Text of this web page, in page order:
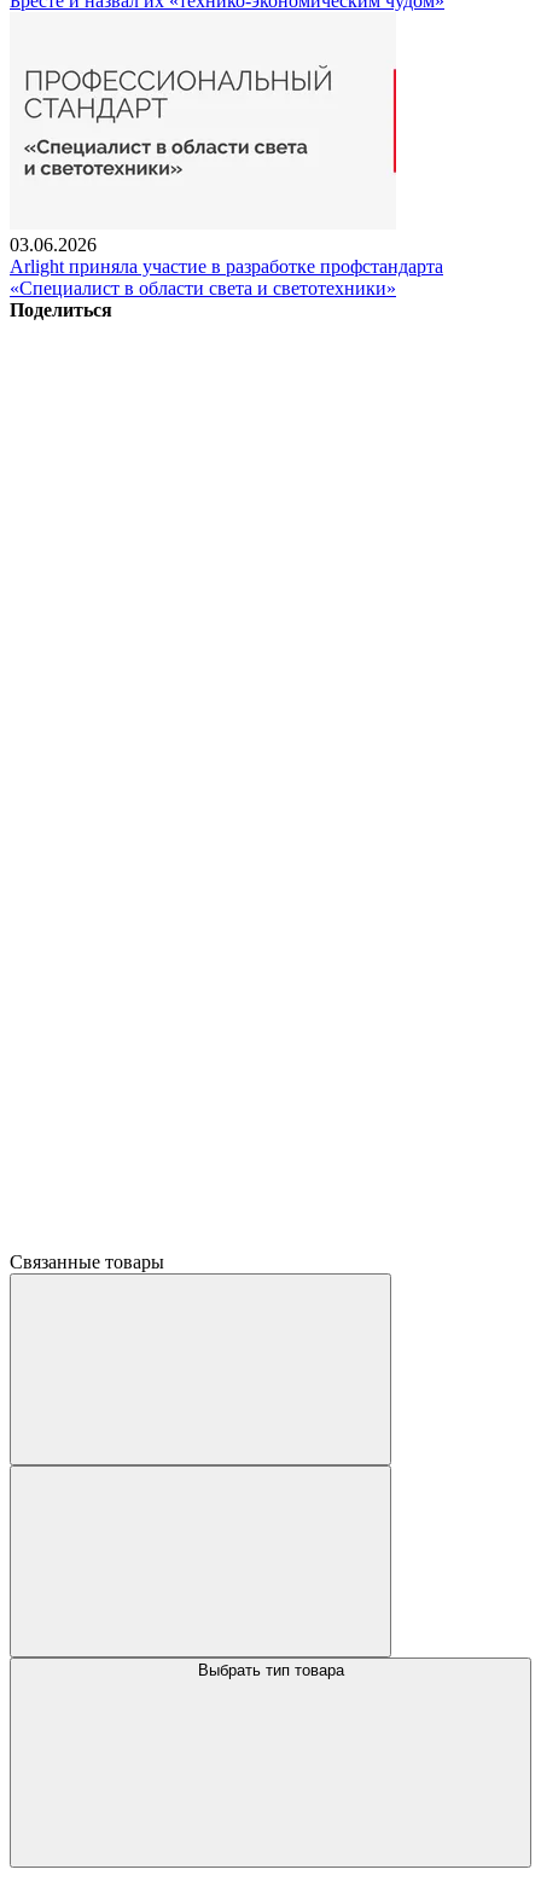
03.06.2026
Arlight приняла участие в разработке профстандарта
«Специалист в области света и светотехники»
Поделиться
Связанные товары
Выбрать тип товара